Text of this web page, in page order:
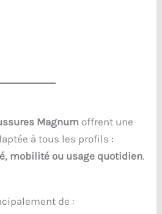
Magnum offrent une
à tous les profils :
mobilité ou usage quotidien.
de :